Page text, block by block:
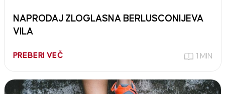
NAPRODAJ ZLOGLASNA BERLUSCONIJEVA
VILA
PREBERI VEČ 1 MIN